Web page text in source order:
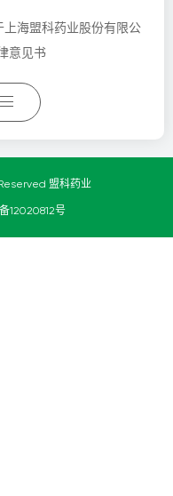
上海盟科药业股份有限公
意见书
盟科药业
12020812号